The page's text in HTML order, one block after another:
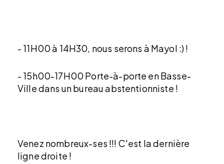
- 11H00 à 14H30, nous serons à Mayol :) !
- 15h00-17H00 Porte-à-porte en Basse-
Ville dans un bureau abstentionniste !
Venez nombreux-ses !!! C'est la dernière
ligne droite !